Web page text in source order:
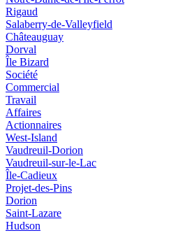
Rigaud
Salaberry-de-Valleyfield
Châteauguay
Dorval
Île Bizard
Société
Commercial
Travail
Affaires
Actionnaires
West-Island
Vaudreuil-Dorion
Vaudreuil-sur-le-Lac
Île-Cadieux
Projet-des-Pins
Dorion
Saint-Lazare
Hudson